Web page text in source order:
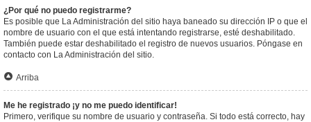
¿Por qué no puedo registrarme?
Es posible que La Administración del sitio haya baneado su dirección IP o que el
nombre de usuario con el que está intentando registrarse, esté deshabilitado.
También puede estar deshabilitado el registro de nuevos usuarios. Póngase en
contacto con La Administración del sitio.
Arriba
Me he registrado ¡y no me puedo identificar!
Primero, verifique su nombre de usuario y contraseña. Si todo está correcto, hay